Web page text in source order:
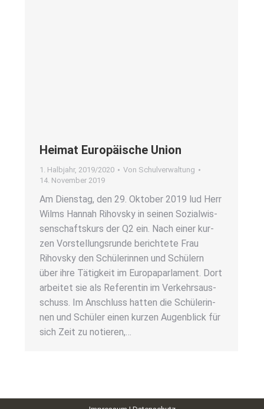
Hei­mat Euro­päi­sche Uni­on
1. Halbjahr, 2019/2020 Von Schulverwaltung
14. November 2019
Am Diens­tag, den 29. Okto­ber 2019 lud Herr
Wilms Han­nah Rihovs­ky in sei­nen Sozi­al­wis­
sen­schafts­kurs der Q2 ein. Nach einer kur­
zen Vor­stel­lungs­run­de berich­te­te Frau
Rihovs­ky den Schü­le­rin­nen und Schü­lern
über ihre Tätig­keit im Euro­pa­par­la­ment. Dort
arbei­tet sie als Refe­ren­tin im Ver­kehrs­aus­
schuss. Im Anschluss hat­ten die Schü­le­rin­
nen und Schü­ler einen kur­zen Augen­blick für
sich Zeit zu notie­ren,…